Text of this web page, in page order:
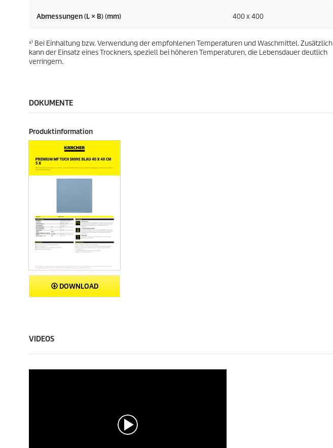
Abmessungen (L × B) (mm) 400 x 400
¹⁾ Bei Einhaltung bzw. Verwendung der empfohlenen Temperaturen und Waschmittel. Zusätzlich
kann der Einsatz eines Trockners, speziell bei höheren Temperaturen, die Lebensdauer deutlich
verringern.
DOKUMENTE
Produktinformation
DOWNLOAD
VIDEOS